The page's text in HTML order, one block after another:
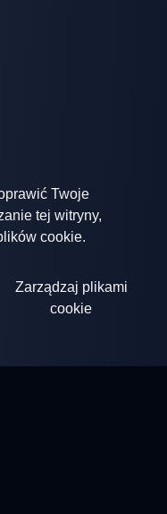
Twoje
tej witryny,
cookie.
Zarządzaj plikami
cookie